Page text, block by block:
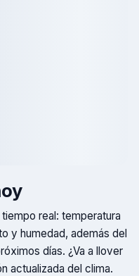
tiempo real: temperatura
y humedad, además del
días. ¿Va a llover
actualizada del clima.